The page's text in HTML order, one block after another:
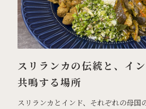
スリランカの伝統と、イ
共鳴する場所
スリランカとインド、それぞれの母国